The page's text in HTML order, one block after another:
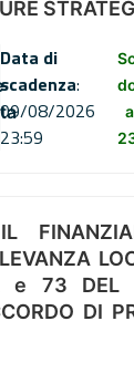
Data di
scadenza:
09/08/2026
23:59
e 73 DEL
DI